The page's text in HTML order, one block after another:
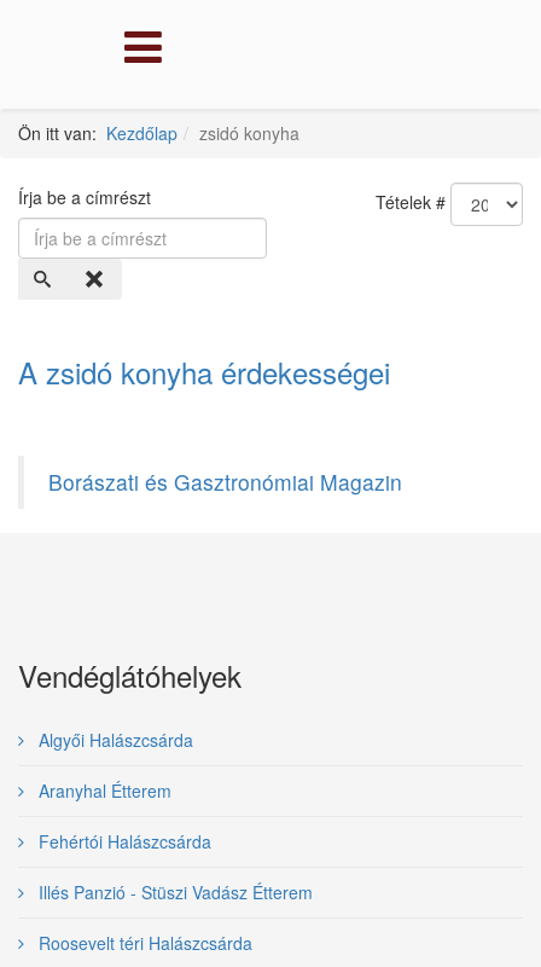
Ön itt van: Kezdőlap zsidó konyha
Írja be a címrészt Tételek #
A zsidó konyha érdekességei
Borászati és Gasztronómiai Magazin
Vendéglátóhelyek
Algyői Halászcsárda
Aranyhal Étterem
Fehértói Halászcsárda
Illés Panzió - Stüszi Vadász Étterem
Roosevelt téri Halászcsárda